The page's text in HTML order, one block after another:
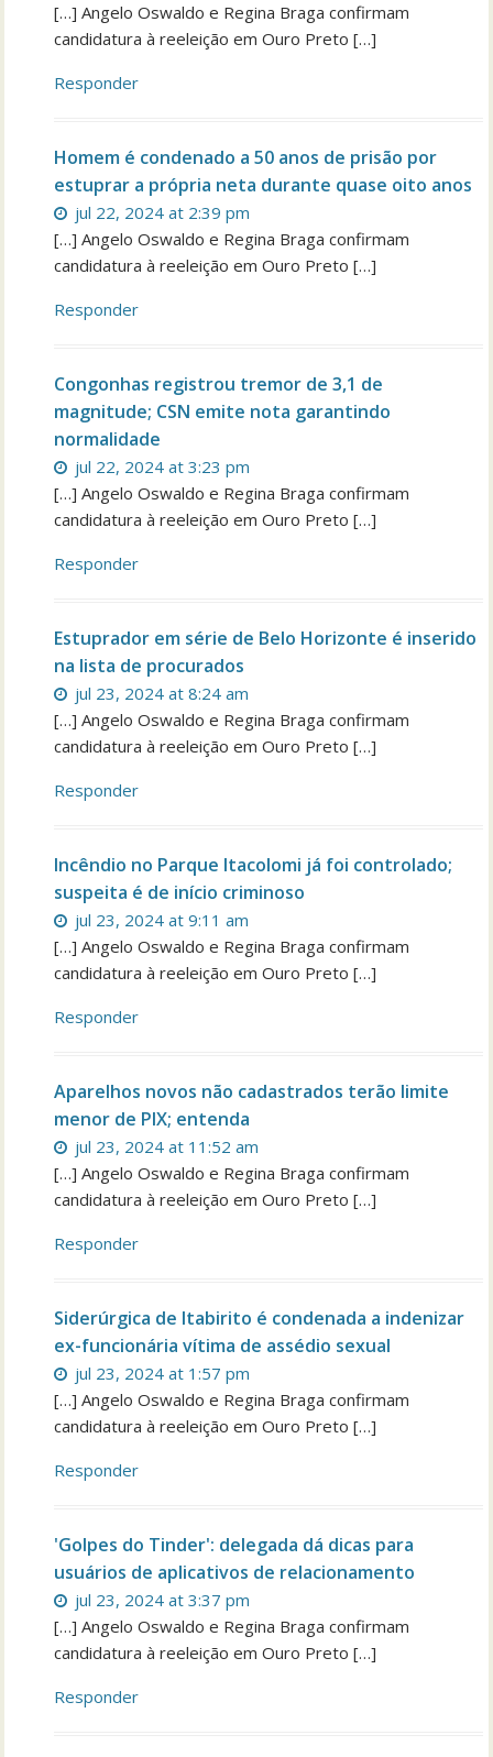
[…] Angelo Oswaldo e Regina Braga confirmam
candidatura à reeleição em Ouro Preto […]
Responder
Homem é condenado a 50 anos de prisão por
estuprar a própria neta durante quase oito anos
jul 22, 2024 at 2:39 pm
[…] Angelo Oswaldo e Regina Braga confirmam
candidatura à reeleição em Ouro Preto […]
Responder
Congonhas registrou tremor de 3,1 de
magnitude; CSN emite nota garantindo
normalidade
jul 22, 2024 at 3:23 pm
[…] Angelo Oswaldo e Regina Braga confirmam
candidatura à reeleição em Ouro Preto […]
Responder
Estuprador em série de Belo Horizonte é inserido
na lista de procurados
jul 23, 2024 at 8:24 am
[…] Angelo Oswaldo e Regina Braga confirmam
candidatura à reeleição em Ouro Preto […]
Responder
Incêndio no Parque Itacolomi já foi controlado;
suspeita é de início criminoso
jul 23, 2024 at 9:11 am
[…] Angelo Oswaldo e Regina Braga confirmam
candidatura à reeleição em Ouro Preto […]
Responder
Aparelhos novos não cadastrados terão limite
menor de PIX; entenda
jul 23, 2024 at 11:52 am
[…] Angelo Oswaldo e Regina Braga confirmam
candidatura à reeleição em Ouro Preto […]
Responder
Siderúrgica de Itabirito é condenada a indenizar
ex-funcionária vítima de assédio sexual
jul 23, 2024 at 1:57 pm
[…] Angelo Oswaldo e Regina Braga confirmam
candidatura à reeleição em Ouro Preto […]
Responder
'Golpes do Tinder': delegada dá dicas para
usuários de aplicativos de relacionamento
jul 23, 2024 at 3:37 pm
[…] Angelo Oswaldo e Regina Braga confirmam
candidatura à reeleição em Ouro Preto […]
Responder